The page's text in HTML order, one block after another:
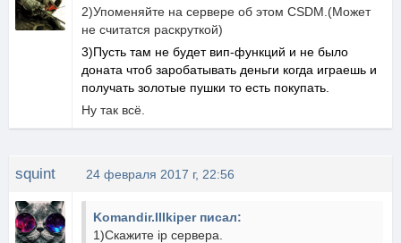
2)Упоменяйте на сервере об этом CSDM.(Может
не считатся раскруткой)
3)Пусть там не будет вип-функций и не было
доната чтоб заробатывать деньги когда играешь и
получать золотые пушки то есть покупать.
Ну так всё.
squint 24 февраля 2017 г, 22:56
Komandir.IIIkiper писал:
1)Скажите ip сервера.